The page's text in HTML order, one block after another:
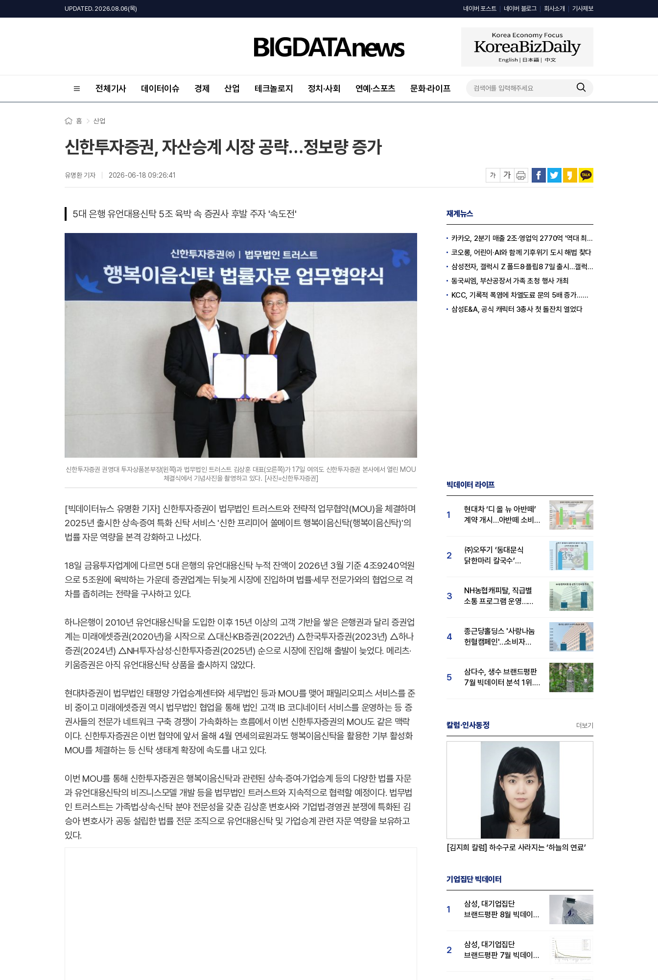
UPDATED. 2026.08.06(목) 네이버 포스트 네이버 블로그 회사소개 기사제보
전체기사 데이터이슈 경제 산업 테크놀로지 정치·사회 연예·스포츠 문화·라이프
홈 산업
신한투자증권, 자산승계 시장 공략…정보량 증가
유명환 기자 2026-06-18 09:26:41
5대 은행 유언대용신탁 5조 육박 속 증권사 후발 주자 '속도전'
신한투자증권 권영대 투자상품본부장(왼쪽)과 법무법인 트러스트 김상훈 대표(오른쪽)가 17일 여의도 신한투자증권 본사에서 열린 MOU
체결식에서 기념사진을 촬영하고 있다. [사진=신한투자증권]
[빅데이터뉴스 유명환 기자] 신한투자증권이 법무법인 트러스트와 전략적 업무협약(MOU)을 체결하며
2025년 출시한 상속·증여 특화 신탁 서비스 '신한 프리미어 쏠메이트 행복이음신탁(행복이음신탁)'의
법률 자문 역량을 본격 강화하고 나섰다.
18일 금융투자업계에 다르면 5대 은행의 유언대용신탁 누적 잔액이 2026년 3월 기준 4조9240억원
으로 5조원에 육박하는 가운데 증권업계는 뒤늦게 시장에 진입하며 법률·세무 전문가와의 협업으로 격
차를 좁히려는 전략을 구사하고 있다.
하나은행이 2010년 유언대용신탁을 도입한 이후 15년 이상의 고객 기반을 쌓은 은행권과 달리 증권업
계는 미래에셋증권(2020년)을 시작으로 △대신·KB증권(2022년) △한국투자증권(2023년) △하나
증권(2024년) △NH투자·삼성·신한투자증권(2025년) 순으로 시장에 진입해 출발이 늦었다. 메리츠·
키움증권은 아직 유언대용신탁 상품을 출시하지 않았다.
현대차증권이 법무법인 태평양 가업승계센터와 세무법인 등과 MOU를 맺어 패밀리오피스 서비스를 준
비 중이고 미래에셋증권 역시 법무법인 협업을 통해 법인 고객 IB 코디네이터 서비스를 운영하는 등 증
권사들의 전문가 네트워크 구축 경쟁이 가속화하는 흐름에서 이번 신한투자증권의 MOU도 같은 맥락
이다. 신한투자증권은 이번 협약에 앞서 올해 4월 연세의료원과도 행복이음신탁을 활용한 기부 활성화
MOU를 체결하는 등 신탁 생태계 확장에 속도를 내고 있다.
이번 MOU를 통해 신한투자증권은 행복이음신탁과 관련된 상속·증여·가업승계 등의 다양한 법률 자문
과 유언대용신탁의 비즈니스모델 개발 등을 법무법인 트러스트와 지속적으로 협력할 예정이다. 법무법
인 트러스트는 가족법·상속·신탁 분야 전문성을 갖춘 김상훈 변호사와 기업법·경영권 분쟁에 특화된 김
승아 변호사가 공동 설립한 법률 전문 조직으로 유언대용신탁 및 가업승계 관련 자문 역량을 보유하고
있다.
재계뉴스
카카오, 2분기 매출 2조·영업익 2770억 '역대 최대'..."플랫폼 사업 전반 고른 성장"
코오롱, 어린이·AI와 함께 기후위기 도시 해법 찾다
삼성전자, 갤럭시 Z 폴드8·플립8 7일 출시...갤럭시워치 울트라2·워치9도 출격
동국씨엠, 부산공장서 가족 초청 행사 개최
KCC, 기록적 폭염에 차열도료 문의 5배 증가…소비자 관심도 상승
삼성E&A, 공식 캐릭터 3총사 첫 돌잔치 열었다
빅데이터 라이프
1
현대차 ‘디 올 뉴 아반떼’
계약 개시…아반떼 소비자
2
㈜오뚜기 ‘동대문식
닭한마리 칼국수’
3
NH농협캐피탈, 직급별
소통 프로그램 운영…
4
종근당홀딩스 '사랑나눔
헌혈캠페인'…소비자
5
삼다수, 생수 브랜드평판
7월 빅데이터 분석 1위...
칼럼·인사동정 더보기
[김지희 칼럼] 하수구로 사라지는 ‘하늘의 연료’
기업집단 빅데이터
1
삼성, 대기업집단
브랜드평판 8월 빅데이터
2
삼성, 대기업집단
브랜드평판 7월 빅데이터